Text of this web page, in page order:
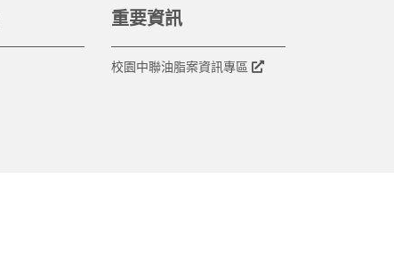
重要資訊
校園中聯油脂案資訊專區